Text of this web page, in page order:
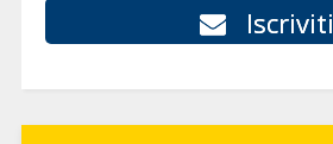
Iscriviti